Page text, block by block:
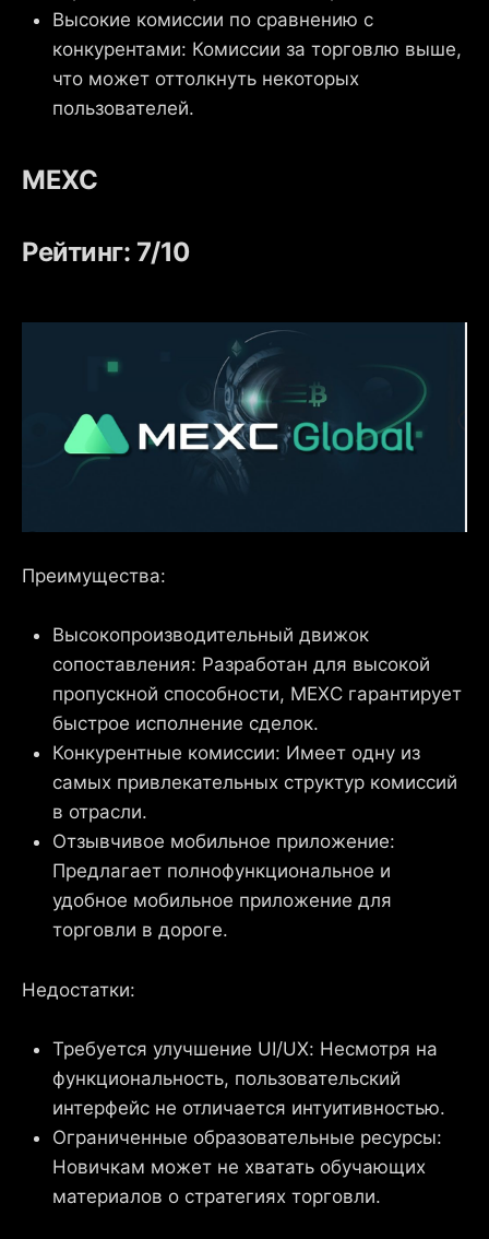
Высокие комиссии по сравнению с
конкурентами: Комиссии за торговлю выше,
что может оттолкнуть некоторых
пользователей.
MEXC
Рейтинг: 7/10
Преимущества:
Высокопроизводительный движок
сопоставления: Разработан для высокой
пропускной способности, MEXC гарантирует
быстрое исполнение сделок.
Конкурентные комиссии: Имеет одну из
самых привлекательных структур комиссий
в отрасли.
Отзывчивое мобильное приложение:
Предлагает полнофункциональное и
удобное мобильное приложение для
торговли в дороге.
Недостатки:
Требуется улучшение UI/UX: Несмотря на
функциональность, пользовательский
интерфейс не отличается интуитивностью.
Ограниченные образовательные ресурсы:
Новичкам может не хватать обучающих
материалов о стратегиях торговли.